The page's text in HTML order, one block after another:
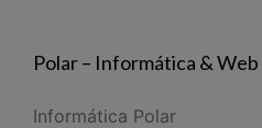
Polar – Informática & Web
Informática Polar